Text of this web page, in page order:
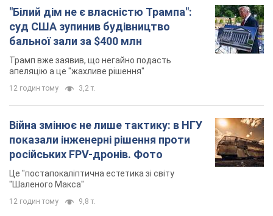
"Білий дім не є власністю Трампа":
суд США зупинив будівництво
бальної зали за $400 млн
Трамп вже заявив, що негайно подасть
апеляцію а це "жахливе рішення"
12 годин тому 3,2 т.
Війна змінює не лише тактику: в НГУ
показали інженерні рішення проти
російських FPV-дронів. Фото
Це "постапокаліптична естетика зі світу
"Шаленого Макса"
12 годин тому 9,8 т.